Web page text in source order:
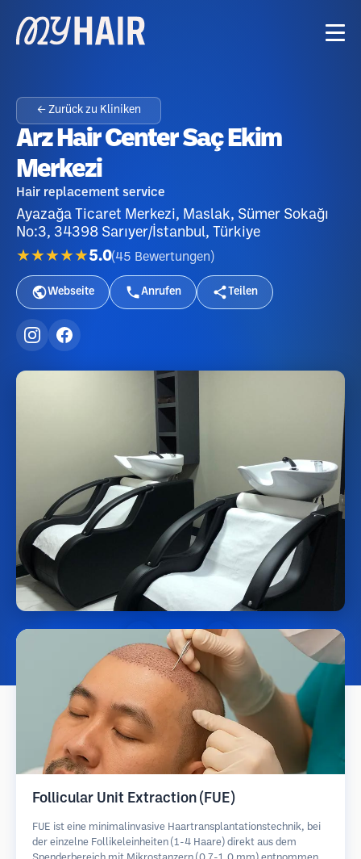
← Zurück zu Kliniken
Arz Hair Center Saç Ekim
Merkezi
Hair replacement service
Ayazağa Ticaret Merkezi, Maslak, Sümer Sokağı
No:3, 34398 Sarıyer/İstanbul, Türkiye
★★★★★5.0(45 Bewertungen )
Webseite Anrufen Teilen
Follicular Unit Extraction (FUE)
FUE ist eine minimalinvasive Haartransplantationstechnik, bei
der einzelne Follikeleinheiten (1-4 Haare) direkt aus dem